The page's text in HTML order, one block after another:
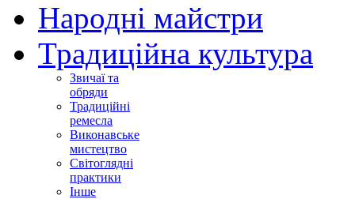
Народні майстри
Традиційна культура
Звичаї та
обряди
Традиційні
ремесла
Виконавське
мистецтво
Світоглядні
практики
Інше